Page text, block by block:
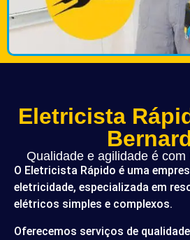
Eletricista
Qualidade e agilidade é
O Eletricista Rápido é uma
eletricidade, especializada em
elétricos simples e complexos.
Oferecemos serviços de